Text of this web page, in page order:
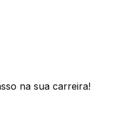
na sua carreira!